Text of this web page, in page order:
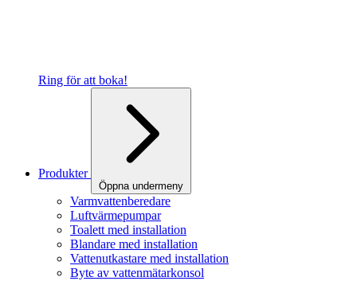
Ring för att boka!
Produkter
Öppna undermeny
Varmvattenberedare
Luftvärmepumpar
Toalett med installation
Blandare med installation
Vattenutkastare med installation
Byte av vattenmätarkonsol